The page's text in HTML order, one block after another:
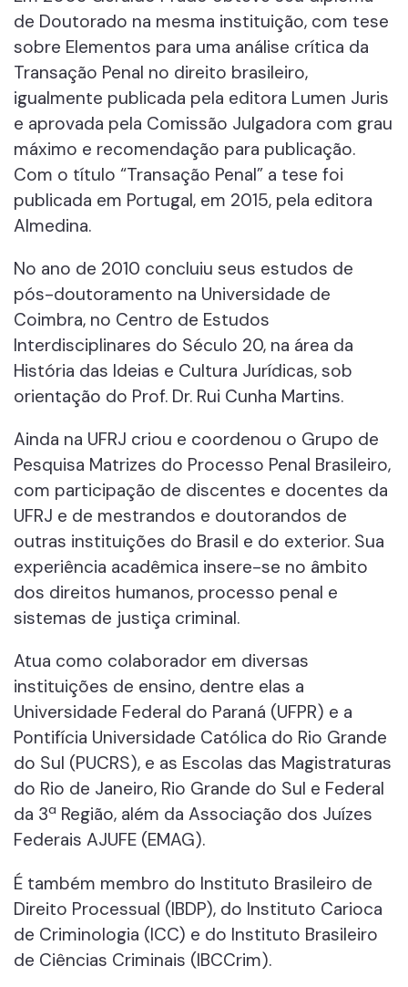
de Doutorado na mesma instituição, com tese
sobre Elementos para uma análise crítica da
Transação Penal no direito brasileiro,
igualmente publicada pela editora Lumen Juris
e aprovada pela Comissão Julgadora com grau
máximo e recomendação para publicação.
Com o título “Transação Penal” a tese foi
publicada em Portugal, em 2015, pela editora
Almedina.
No ano de 2010 concluiu seus estudos de
pós-doutoramento na Universidade de
Coimbra, no Centro de Estudos
Interdisciplinares do Século 20, na área da
História das Ideias e Cultura Jurídicas, sob
orientação do Prof. Dr. Rui Cunha Martins.
Ainda na UFRJ criou e coordenou o Grupo de
Pesquisa Matrizes do Processo Penal Brasileiro,
com participação de discentes e docentes da
UFRJ e de mestrandos e doutorandos de
outras instituições do Brasil e do exterior. Sua
experiência acadêmica insere-se no âmbito
dos direitos humanos, processo penal e
sistemas de justiça criminal.
Atua como colaborador em diversas
instituições de ensino, dentre elas a
Universidade Federal do Paraná (UFPR) e a
Pontifícia Universidade Católica do Rio Grande
do Sul (PUCRS), e as Escolas das Magistraturas
do Rio de Janeiro, Rio Grande do Sul e Federal
da 3ª Região, além da Associação dos Juízes
Federais AJUFE (EMAG).
É também membro do Instituto Brasileiro de
Direito Processual (IBDP), do Instituto Carioca
de Criminologia (ICC) e do Instituto Brasileiro
de Ciências Criminais (IBCCrim).